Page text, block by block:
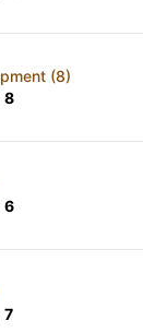
(8)
8
6
7